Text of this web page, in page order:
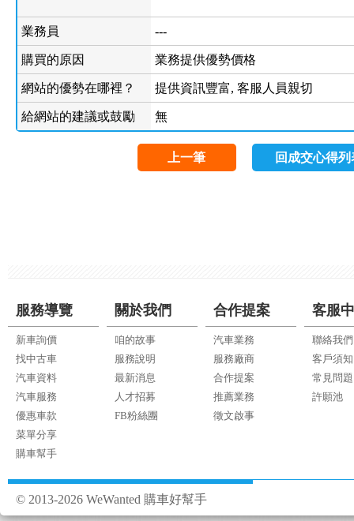
業務員 ---
購買的原因 業務提供優勢價格
網站的優勢在哪裡？ 提供資訊豐富, 客服人員親切
給網站的建議或鼓勵 無
上一筆 回成交心得列
服務導覽
新車詢價
找中古車
汽車資料
汽車服務
優惠車款
菜單分享
購車幫手
關於我們
咱的故事
服務說明
最新消息
人才招募
FB粉絲團
合作提案
汽車業務
服務廠商
合作提案
推薦業務
徵文啟事
客服
聯絡我們
客戶須知
常見問題
許願池
© 2013-2026 WeWanted 購車好幫手